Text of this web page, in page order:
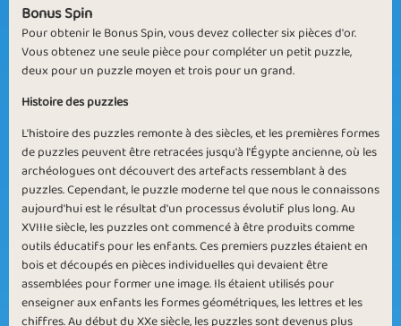
Look Up Twinkle Winkle
Reach the Stars Piece by Piece
Small Puzzles Small Stars
Bonus Spin
Pour obtenir le Bonus Spin, vous devez collecter six pièces d'or.
Vous obtenez une seule pièce pour compléter un petit puzzle,
deux pour un puzzle moyen et trois pour un grand.
Histoire des puzzles
L'histoire des puzzles remonte à des siècles, et les premières formes
de puzzles peuvent être retracées jusqu'à l'Égypte ancienne, où les
archéologues ont découvert des artefacts ressemblant à des
puzzles. Cependant, le puzzle moderne tel que nous le connaissons
aujourd'hui est le résultat d'un processus évolutif plus long. Au
XVIIIe siècle, les puzzles ont commencé à être produits comme
outils éducatifs pour les enfants. Ces premiers puzzles étaient en
bois et découpés en pièces individuelles qui devaient être
assemblées pour former une image. Ils étaient utilisés pour
enseigner aux enfants les formes géométriques, les lettres et les
chiffres. Au début du XXe siècle, les puzzles sont devenus plus